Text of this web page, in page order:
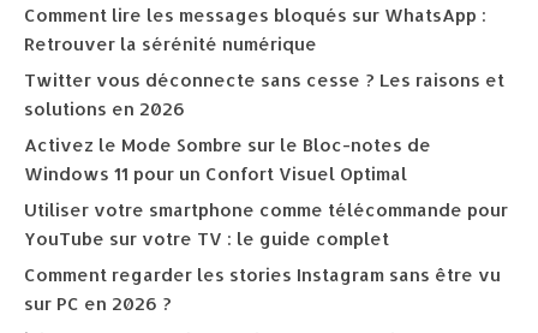
Comment lire les messages bloqués sur WhatsApp :
Retrouver la sérénité numérique
Twitter vous déconnecte sans cesse ? Les raisons et
solutions en 2026
Activez le Mode Sombre sur le Bloc-notes de
Windows 11 pour un Confort Visuel Optimal
Utiliser votre smartphone comme télécommande pour
YouTube sur votre TV : le guide complet
Comment regarder les stories Instagram sans être vu
sur PC en 2026 ?